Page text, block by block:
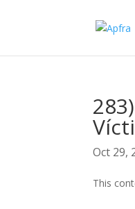
Oct 29,
This